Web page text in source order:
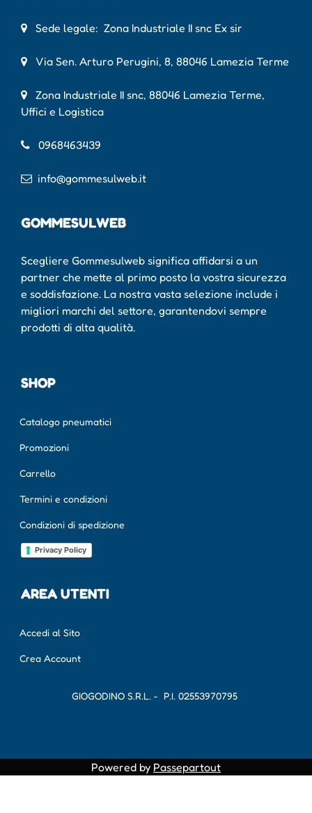
Sede legale: Zona Industriale II snc Ex sir
Via Sen. Arturo Perugini, 8, 88046 Lamezia Terme
Zona Industriale II snc, 88046 Lamezia Terme,
Uffici e Logistica
0968463439
info@gommesulweb.it
GOMMESULWEB
Scegliere Gommesulweb significa affidarsi a un
partner che mette al primo posto la vostra sicurezza
e soddisfazione. La nostra vasta selezione include i
migliori marchi del settore, garantendovi sempre
prodotti di alta qualità.
SHOP
Catalogo pneumatici
Promozioni
Carrello
Termini e condizioni
Condizioni di spedizione
Privacy Policy
AREA UTENTI
Accedi al Sito
Crea Account
GIOGODINO S.R.L. - P.I. 02553970795
Powered by Passepartout